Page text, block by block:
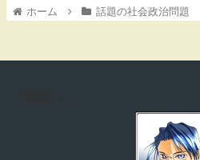
ホーム 話題の社会政治問題